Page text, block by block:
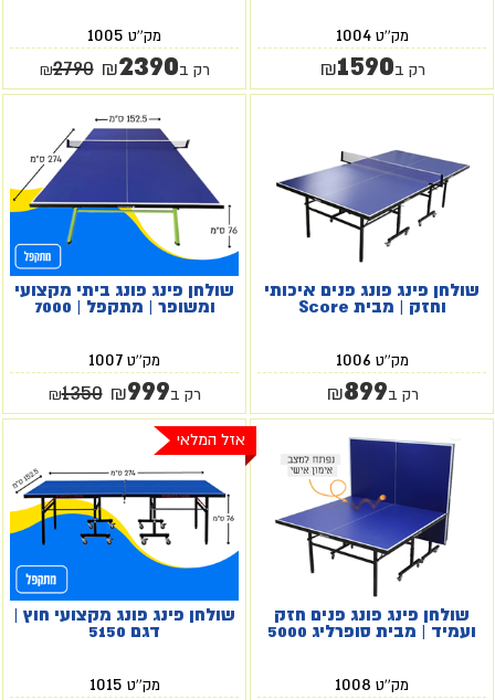
מק''ט1004
רק ב ₪1590
מק''ט 1005
רק ב ₪2390
₪2790
שולחן פינג פונג פנים איכותי
וחזק | מבית Score
מק''ט 1006
רק ב ₪899
שולחן פינג פונג ביתי מקצועי
ומשופר | מתקפל | 7000
מק''ט 1007
רק ב ₪999
₪1350
שולחן פינג פונג פנים חזק
ועמיד | מבית סופרליג 5000
מק''ט 1008
אזל המלאי
שולחן פינג פונג מקצועי חוץ |
דגם 5150
מק''ט 1015